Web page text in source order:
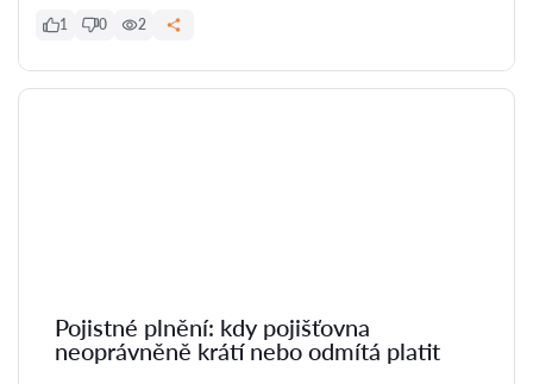
1 0 2
Pojistné plnění: kdy pojišťovna
neoprávněně krátí nebo odmítá platit